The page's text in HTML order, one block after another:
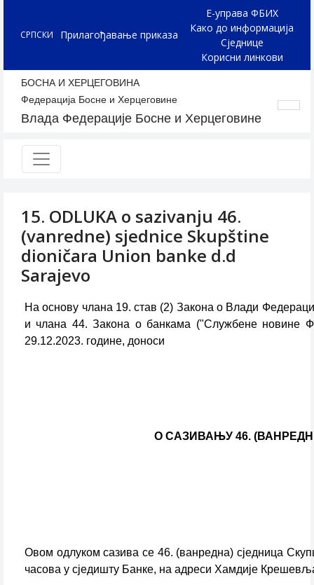
СРПСКИ Прилагођавање приказа
Е-управа ФБИХ
Како до информација
Сједнице
Корисни линкови
БОСНА И ХЕРЦЕГОВИНА
Федерација Босне и Херцеговине
Влада Федерације Босне и Херцеговине
15. ODLUKA o sazivanju 46.
(vanredne) sjednice Skupštine
dioničara Union banke d.d
Sarajevo
На основу члана 19. став (2) Закона о Влади
и члана 44. Закона о банкама ("Службене новине
29.12.2023. године, доноси
О САЗИВАЊУ 46.
Овом одлуком сазива се 46. (ванредна) сједница
часова у сједишту Банке, на адреси Хамдије